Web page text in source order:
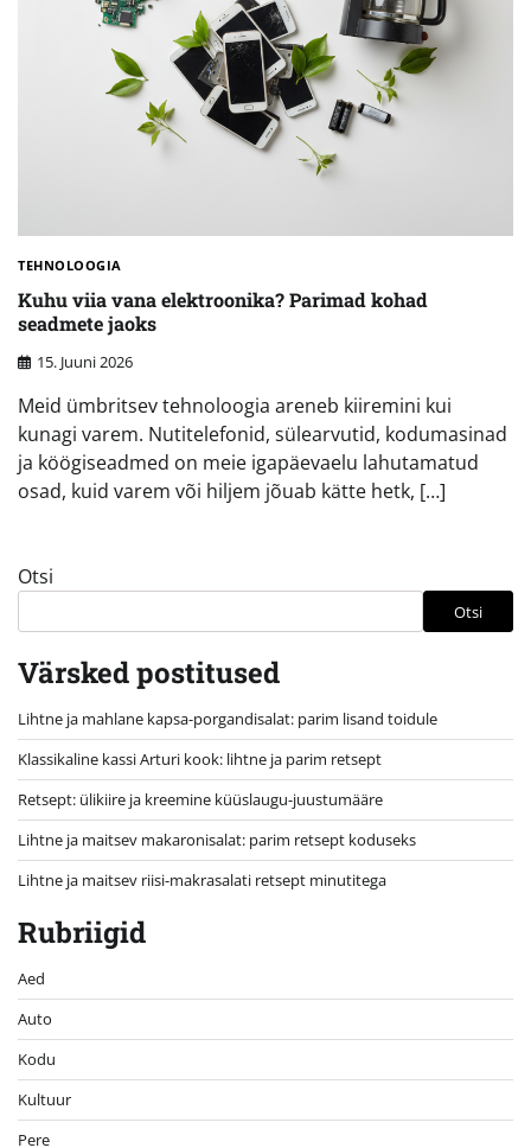
TEHNOLOOGIA
Kuhu viia vana elektroonika? Parimad kohad
seadmete jaoks
15. Juuni 2026
Meid ümbritsev tehnoloogia areneb kiiremini kui
kunagi varem. Nutitelefonid, sülearvutid, kodumasinad
ja köögiseadmed on meie igapäevaelu lahutamatud
osad, kuid varem või hiljem jõuab kätte hetk, […]
Otsi
Otsi
Värsked postitused
Lihtne ja mahlane kapsa-porgandisalat: parim lisand toidule
Klassikaline kassi Arturi kook: lihtne ja parim retsept
Retsept: ülikiire ja kreemine küüslaugu-juustumääre
Lihtne ja maitsev makaronisalat: parim retsept koduseks
Lihtne ja maitsev riisi-makrasalati retsept minutitega
Rubriigid
Aed
Auto
Kodu
Kultuur
Pere